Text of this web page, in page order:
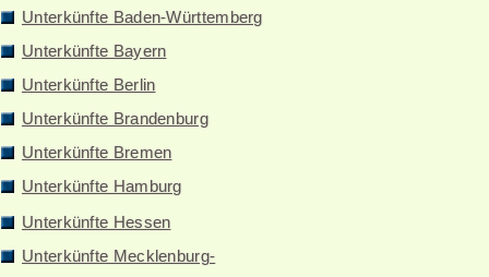
Unterkünfte Baden-Württemberg
Unterkünfte Bayern
Unterkünfte Berlin
Unterkünfte Brandenburg
Unterkünfte Bremen
Unterkünfte Hamburg
Unterkünfte Hessen
Unterkünfte Mecklenburg-